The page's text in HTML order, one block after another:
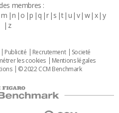
membres :
m n o p q r s t u v w x y
z
Publicité Recrutement
Societé
les cookies
Mentions légales
© 2022 CCM Benchmark